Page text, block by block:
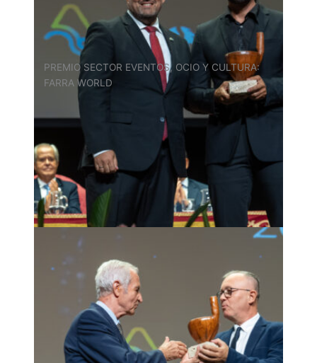
PREMIO SECTOR EVENTOS, OCIO Y CULTURA:
FARRA WORLD